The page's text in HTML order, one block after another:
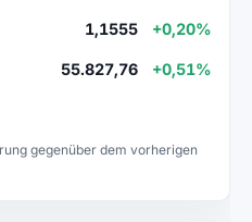
1,1555 +0,20%
55.827,76 +0,51%
gegenüber dem vorherigen